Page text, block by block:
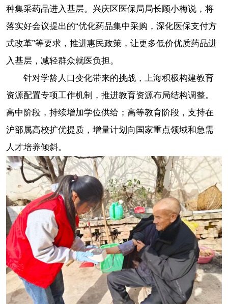
种集采药品进入基层。兴庆区医保局局长顾小梅说，将
落实好会议提出的“优化药品集中采购，深化医保支付方
式改革”等要求，推进惠民政策，让更多低价优质药品进
入基层，减轻群众就医负担。
针对学龄人口变化带来的挑战，上海积极构建教育
资源配置专项工作机制，推进教育资源布局结构调整。
高中阶段，持续增加学位供给；高等教育阶段，支持在
沪部属高校扩优提质，增量计划向国家重点领域和急需
人才培养倾斜。